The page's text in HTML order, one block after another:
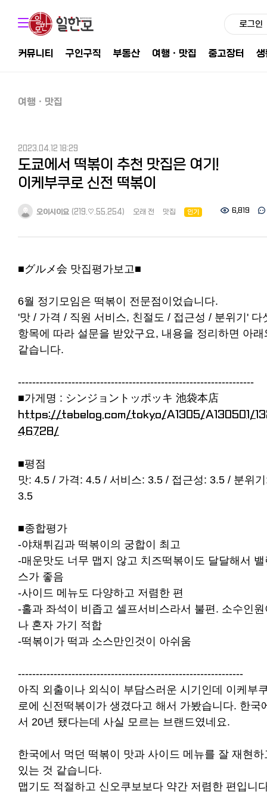
로그인
커뮤니티 구인구직 부동산 여행ㆍ맛집 중고장터
여행ㆍ맛집
2023.04.12 18:29
도쿄에서 떡볶이 추천 맛집은 여기!
이케부쿠로 신전 떡볶이
오이시이요 (219.♡.55.254) 오래 전 맛집 인기 6,819
■グルメ会 맛집평가보고■
6월 정기모임은 떡볶이 전문점이었습니다.
'맛 / 가격 / 직원 서비스, 친절도 / 접근성 / 분위기' 다
항목에 따라 설문을 받았구요, 내용을 정리하면 아래
같습니다.
------------------------------------------------------------------
■가게명 : シンジョントッポッキ 池袋本店
https://tabelog.com/tokyo/A1305/A130501/
46728/
■평점
맛: 4.5 / 가격: 4.5 / 서비스: 3.5 / 접근성: 3.5 / 분위
3.5
■종합평가
-야채튀김과 떡볶이의 궁합이 최고
-매운맛도 너무 맵지 않고 치즈떡볶이도 달달해서 밸
스가 좋음
-사이드 메뉴도 다양하고 저렴한 편
-홀과 좌석이 비좁고 셀프서비스라서 불편. 소수인원
나 혼자 가기 적합
-떡볶이가 떡과 소스만인것이 아쉬움
---------------------------------------------------------------
아직 외출이나 외식이 부담스러운 시기인데 이케부
로에 신전떡볶이가 생겼다고 해서 가봤습니다. 한국
서 20년 됐다는데 사실 모르는 브랜드였네요.
한국에서 먹던 떡볶이 맛과 사이드 메뉴를 잘 재현하
있는 것 같습니다.
맵기도 적절하고 신오쿠보보다 약간 저렴한 편입니